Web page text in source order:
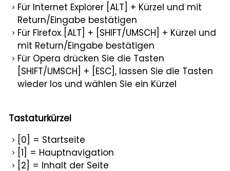
Für Internet Explorer [ALT] + Kürzel und mit
Return/Eingabe bestätigen
Für Firefox [ALT] + [SHIFT/UMSCH] + Kürzel und
mit Return/Eingabe bestätigen
Für Opera drücken Sie die Tasten
[SHIFT/UMSCH] + [ESC], lassen Sie die Tasten
wieder los und wählen Sie ein Kürzel
Tastaturkürzel
[0] = Startseite
[1] = Hauptnavigation
[2] = Inhalt der Seite